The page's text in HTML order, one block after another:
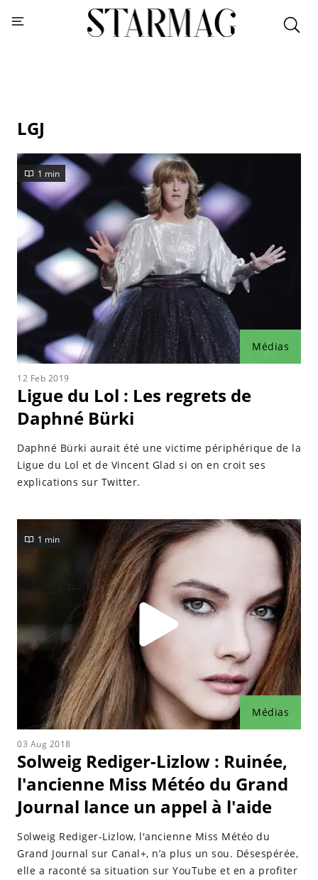
LGJ
Médias
1 min
12 Feb 2019
Ligue du Lol : Les regrets de
Daphné Bürki
Daphné Bürki aurait été une victime périphérique de la
Ligue du Lol et de Vincent Glad si on en croit ses
explications sur Twitter.
Médias
1 min
03 Aug 2018
Solweig Rediger-Lizlow : Ruinée,
l'ancienne Miss Météo du Grand
Journal lance un appel à l'aide
Solweig Rediger-Lizlow, l'ancienne Miss Météo du
Grand Journal sur Canal+, n’a plus un sou. Désespérée,
elle a raconté sa situation sur YouTube et en a profiter